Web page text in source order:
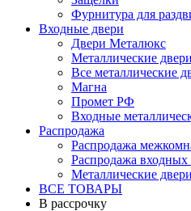
Фурнитура для
Входные двери
Двери Металюкс
Металлические
Все металлические
Магна
Промет РФ
Входные
Распродажа
Распродажа
Распродажа входных
Металлические
ВСЕ ТОВАРЫ
В рассрочку